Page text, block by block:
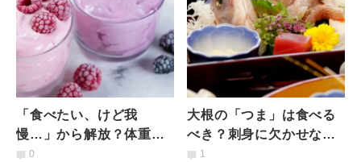
「食べたい、けど我
慢…」から解放？体重を
コントロールしやすい低
0
大根の「つま」は食べる
べき？刺身に欠かせない
あの食べ物の役割とは｜
1